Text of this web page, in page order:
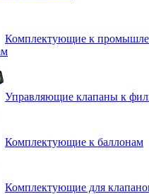
Комплектующие к
Управляющие клапаны к
Комплектующие к баллонам
Комплектующие для